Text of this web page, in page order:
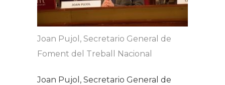
Joan Pujol, Secretario General de
Foment del Treball Nacional
Joan Pujol, Secretario General de